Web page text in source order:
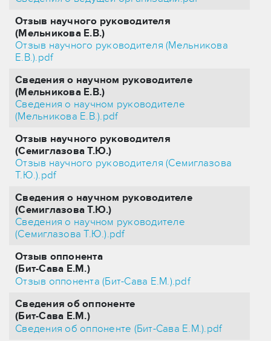
Отзыв научного руководителя
(Мельникова Е.В.)
Отзыв научного руководителя (Мельникова
Е.В.).pdf
Сведения о научном руководителе
(Мельникова Е.В.)
Сведения о научном руководителе
(Мельникова Е.В.).pdf
Отзыв научного руководителя
(Семиглазова Т.Ю.)
Отзыв научного руководителя (Семиглазова
Т.Ю.).pdf
Сведения о научном руководителе
(Семиглазова Т.Ю.)
Сведения о научном руководителе
(Семиглазова Т.Ю.).pdf
Отзыв оппонента
(Бит-Сава Е.М.)
Отзыв оппонента (Бит-Сава Е.М.).pdf
Сведения об оппоненте
(Бит-Сава Е.М.)
Сведения об оппоненте (Бит-Сава Е.М.).pdf